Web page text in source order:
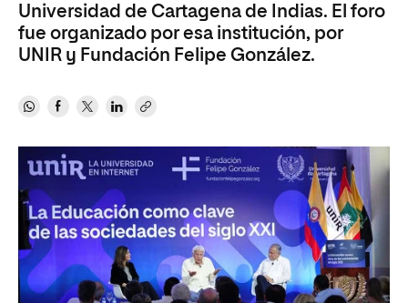
Universidad de Cartagena de Indias. El foro
fue organizado por esa institución, por
UNIR y Fundación Felipe González.